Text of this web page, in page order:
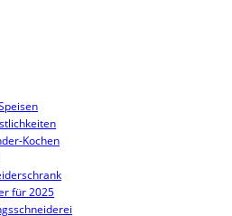
Kochen
für 2025